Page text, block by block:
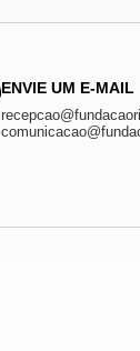
ENVIE UM E-MAIL